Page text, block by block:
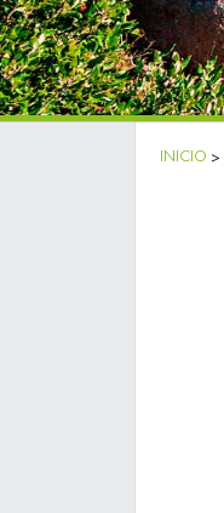
INICIO >